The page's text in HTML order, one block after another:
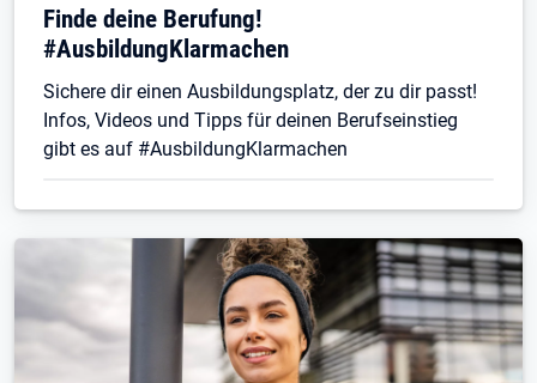
Finde deine Berufung!
#AusbildungKlarmachen
Sichere dir einen Ausbildungsplatz, der zu dir passt!
Infos, Videos und Tipps für deinen Berufseinstieg
gibt es auf #AusbildungKlarmachen